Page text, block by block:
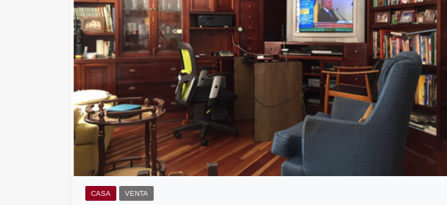
CASA VENTA